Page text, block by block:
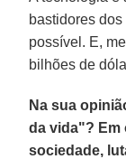
bastidores
possível. E,
bilhões de
Na sua
da vida"? Em
sociedade,